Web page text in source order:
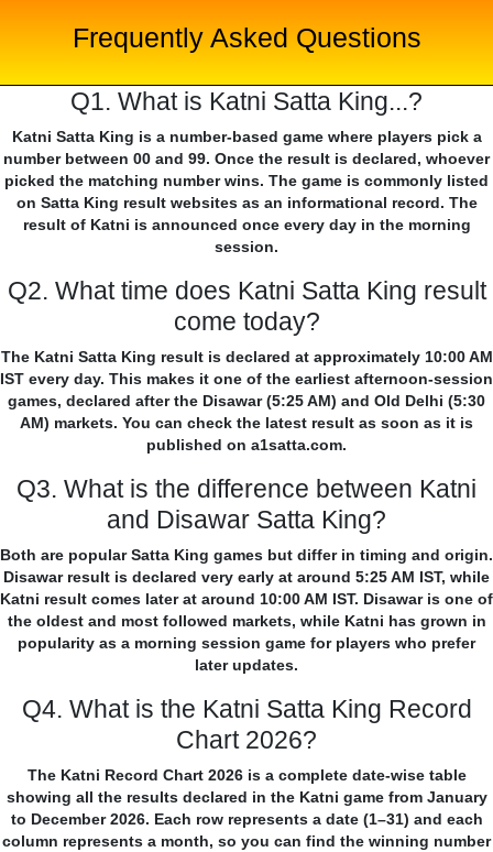
Frequently Asked Questions
Q1. What is Katni Satta King...?
Katni Satta King is a number-based game where players pick a
number between 00 and 99. Once the result is declared, whoever
picked the matching number wins. The game is commonly listed
on Satta King result websites as an informational record. The
result of Katni is announced once every day in the morning
session.
Q2. What time does Katni Satta King result
come today?
The Katni Satta King result is declared at approximately 10:00 AM
IST every day. This makes it one of the earliest afternoon-session
games, declared after the Disawar (5:25 AM) and Old Delhi (5:30
AM) markets. You can check the latest result as soon as it is
published on a1satta.com.
Q3. What is the difference between Katni
and Disawar Satta King?
Both are popular Satta King games but differ in timing and origin.
Disawar result is declared very early at around 5:25 AM IST, while
Katni result comes later at around 10:00 AM IST. Disawar is one of
the oldest and most followed markets, while Katni has grown in
popularity as a morning session game for players who prefer
later updates.
Q4. What is the Katni Satta King Record
Chart 2026?
The Katni Record Chart 2026 is a complete date-wise table
showing all the results declared in the Katni game from January
to December 2026. Each row represents a date (1–31) and each
column represents a month, so you can find the winning number